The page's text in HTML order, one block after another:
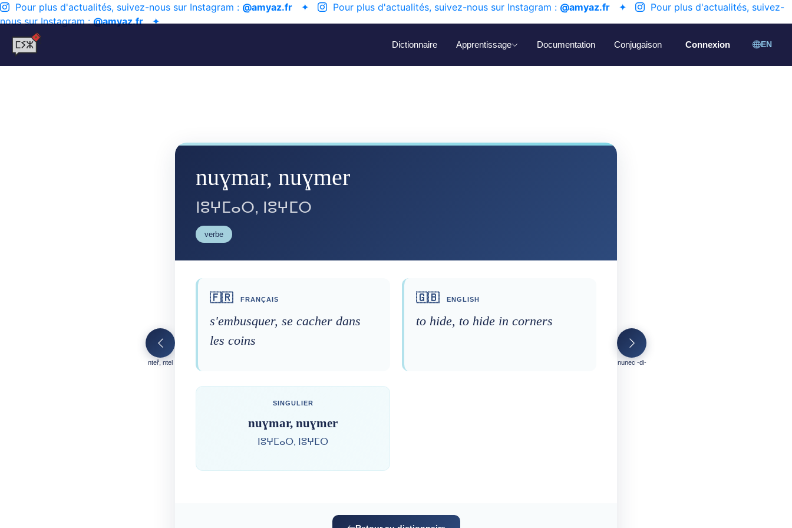
Pour plus d'actualités, suivez-nous sur Instagram : @amyaz.fr ✦ Pour plus d'actualités, suivez-nous sur Instagram : @amyaz.fr ✦
Pour plus d'actualités, suivez-
nous sur Instagram :@amyaz.fr✦
Dictionnaire Apprentissage Documentation Conjugaison Connexion EN
nteř, ntel
nuɣmar, nuɣmer
ⵏⵓⵖⵎⴰⵔ, ⵏⵓⵖⵎⵔ
verbe
🇫🇷 FRANÇAIS
s'embusquer, se cacher dans
les coins
🇬🇧 ENGLISH
to hide, to hide in corners
SINGULIER
nuɣmar, nuɣmer
ⵏⵓⵖⵎⴰⵔ, ⵏⵓⵖⵎⵔ
nunec -di-